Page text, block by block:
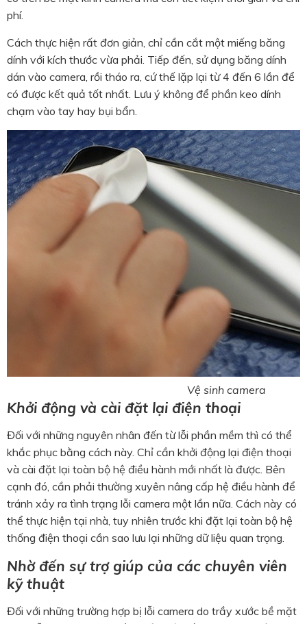
phí.
Cách thực hiện rất đơn giản, chỉ cần cắt một miếng băng
dính với kích thước vừa phải. Tiếp đến, sử dụng băng dính
dán vào camera, rồi tháo ra, cứ thế lặp lại từ 4 đến 6 lần để
có được kết quả tốt nhất. Lưu ý không để phần keo dính
chạm vào tay hay bụi bẩn.
Vệ sinh camera
Khởi động và cài đặt lại điện thoại
Đối với những nguyên nhân đến từ lỗi phần mềm thì có thể
khắc phục bằng cách này. Chỉ cần khởi động lại điện thoại
và cài đặt lại toàn bộ hệ điều hành mới nhất là được. Bên
cạnh đó, cần phải thường xuyên nâng cấp hệ điều hành để
tránh xảy ra tình trạng lỗi camera một lần nữa. Cách này có
thể thực hiện tại nhà, tuy nhiên trước khi đặt lại toàn bộ hệ
thống điện thoại cần sao lưu lại những dữ liệu quan trọng.
Nhờ đến sự trợ giúp của các chuyên viên
kỹ thuật
Đối với những trường hợp bị lỗi camera do trầy xước bề mặt